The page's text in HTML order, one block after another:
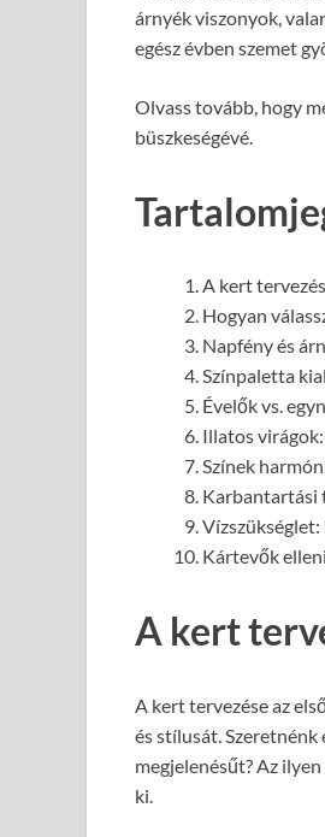
árnyék viszonyok,
egész évben szemet
Olvass tovább, hogy
büszkeségévé.
A kert
Hogyan
Napfény és
Színpaletta
Évelők vs.
Illatos
Színek
Karbantartási
Kártevők
A kert
A kert tervezése az
és stílusát.
megjelenésűt? Az
ki.